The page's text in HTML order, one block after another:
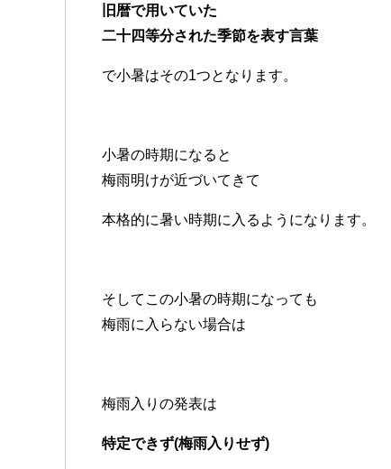
旧暦で用いていた
二十四等分された季節を表す言葉
で小暑はその1つとなります。
小暑の時期になると
梅雨明けが近づいてきて
本格的に暑い時期に入るようになります。
そしてこの小暑の時期になっても
梅雨に入らない場合は
梅雨入りの発表は
特定できず(梅雨入りせず)